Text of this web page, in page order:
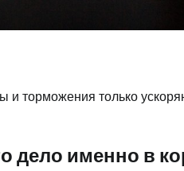
и торможения только
дело именно в